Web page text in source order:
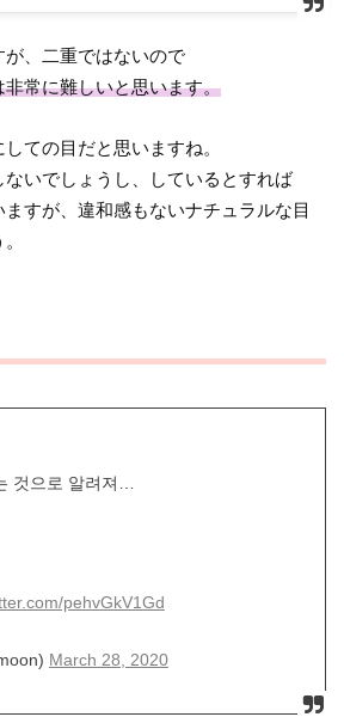
、二重ではないので
常に難しいと思います。
ての目だと思いますね。
いでしょうし、しているとすれば
すが、違和感もないナチュラルな目
것으로 알려져…
pehvGkV1Gd
March 28, 2020